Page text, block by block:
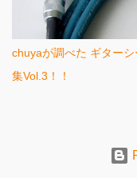
chuyaが調べた ギター
集Vol.3！！